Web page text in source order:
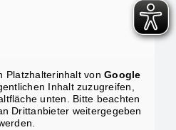
Platzhalterinhalt vonGoogle
Inhalt zuzugreifen,
unten. Bitte beachten
Drittanbieter weitergegeben